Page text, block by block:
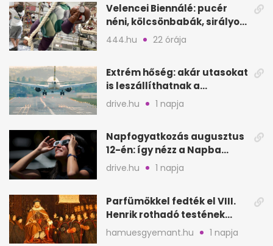
Velencei Biennálé: pucér
néni, kölcsönbabák, sirályok,
és kész a családi program
444.hu 22 órája
Extrém hőség: akár utasokat
is leszállíthatnak a
repülőgépről
drive.hu 1 napja
Napfogyatkozás augusztus
12-én: így nézz a Napba
biztonságosan
drive.hu 1 napja
Parfümökkel fedték el VIII.
Henrik rothadó testének
szagát
hamuesgyemant.hu 1 napja